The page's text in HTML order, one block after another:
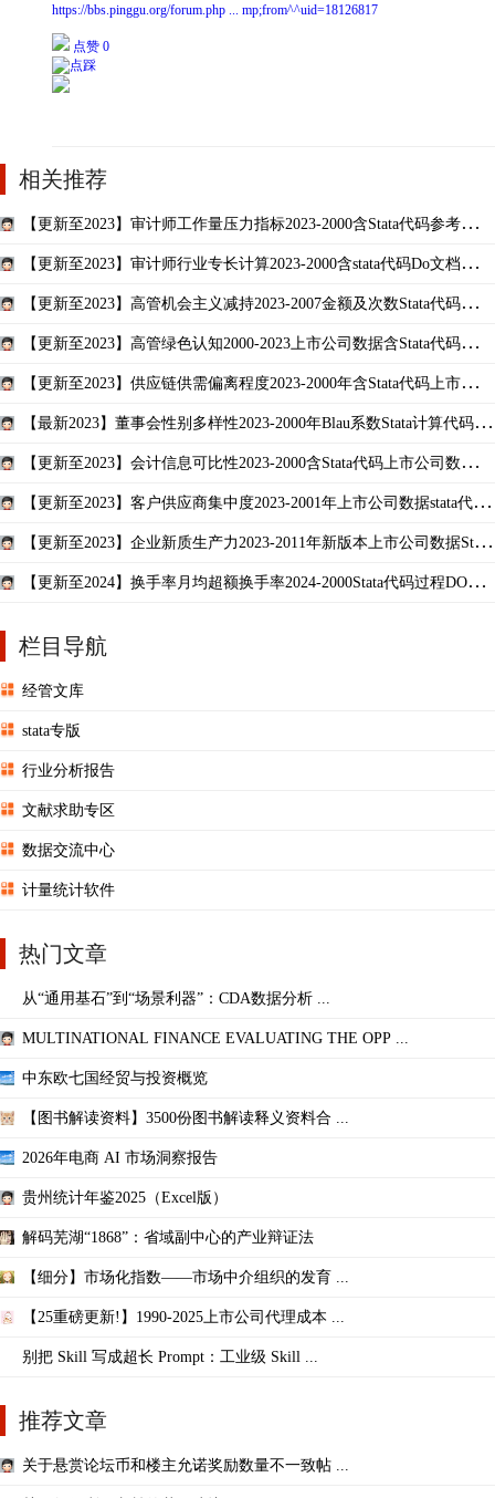
https://bbs.pinggu.org/forum.php ... mp;from^^uid=18126817
点赞 0
相关推荐
【更新至2023】审计师工作量压力指标2023-2000含Stata代码参考结果
【更新至2023】审计师行业专长计算2023-2000含stata代码Do文档参考
【更新至2023】高管机会主义减持2023-2007金额及次数Stata代码过程
【更新至2023】高管绿色认知2000-2023上市公司数据含Stata代码面板
【更新至2023】供应链供需偏离程度2023-2000年含Stata代码上市公司
【最新2023】董事会性别多样性2023-2000年Blau系数Stata计算代码上
【更新至2023】会计信息可比性2023-2000含Stata代码上市公司数据含
【更新至2023】客户供应商集中度2023-2001年上市公司数据stata代码
【更新至2023】企业新质生产力2023-2011年新版本上市公司数据Stata
【更新至2024】换手率月均超额换手率2024-2000Stata代码过程DO参
栏目导航
经管文库
stata专版
行业分析报告
文献求助专区
数据交流中心
计量统计软件
热门文章
从“通用基石”到“场景利器”：CDA数据分析 ...
MULTINATIONAL FINANCE EVALUATING THE OPP ...
中东欧七国经贸与投资概览
【图书解读资料】3500份图书解读释义资料合 ...
2026年电商 AI 市场洞察报告
贵州统计年鉴2025（Excel版）
解码芜湖“1868”：省域副中心的产业辩证法
【细分】市场化指数——市场中介组织的发育 ...
【25重磅更新!】1990-2025上市公司代理成本 ...
别把 Skill 写成超长 Prompt：工业级 Skill ...
推荐文章
关于悬赏论坛币和楼主允诺奖励数量不一致帖 ...